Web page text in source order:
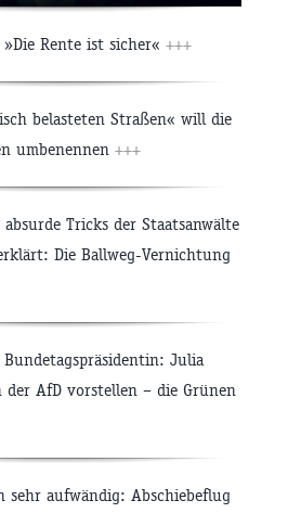
»Die Rente ist sicher« +++
belasteten Straßen« will die
umbenennen +++
Tricks der Staatsanwälte
Die Ballweg-Vernichtung
Julia
AfD vorstellen – die Grünen
sehr aufwändig: Abschiebeflug